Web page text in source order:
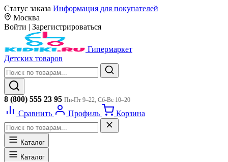
Статус заказа Информация для покупателей
Москва
Войти | Зарегистрироваться
Гипермаркет
Детских товаров
8 (800) 555 23 95 Пн-Пт 9–22, Сб-Вс 10–20
Сравнить Профиль Корзина
Каталог
Каталог